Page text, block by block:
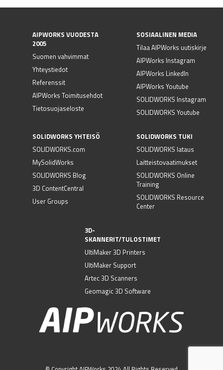
AIPWORKS VUODESTA
2005
Suomen vahvimmat
Yhteystiedot
Referenssit
AIPWorks Toimitusehdot
Tietosuojaseloste
SOSIAALINEN MEDIA
Tilaa AIPWorks uutiskirje
AIPWorks Instagram
AIPWorks LinkedIn
AIPWorks Youtube
SOLIDWORKS Instagram
SOLIDWORKS Youtube
SOLIDWORKS YHTEISÖ
SOLIDWORKS.com
MySolidWorks
SOLIDWORKS Blog
3D ContentCentral
User Groups
SOLIDWORKS TUKI
SOLIDWORKS lataus
Laitteistovaatimukset
SOLIDWORKS Online
Training
SOLIDWORKS Resource
Center
3D-
SKANNERIT/TULOSTIMET
UltiMaker 3D Printers
UltiMaker Support
Artec 3D Scanners
Geomagic 3D Software